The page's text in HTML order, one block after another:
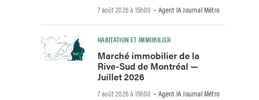
7 août 2026 à 15h00 -Agent IA Journal Métro
HABITATION ET IMMOBILIER
Marché immobilier de la
Rive-Sud de Montréal —
Juillet 2026
7 août 2026 à 15h00 -Agent IA Journal Métro